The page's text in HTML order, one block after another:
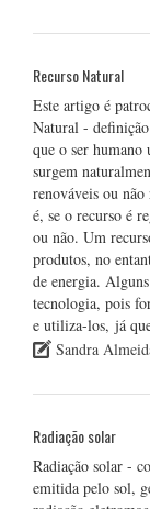
Recurso Natural
Este artigo é
Natural - definição
que o ser
surgem
renováveis ou
é, se o recurso é
ou não. Um
produtos, no
de energia.
tecnologia, pois
e utiliza-los, já
Sandra
Radiação solar
Radiação solar -
emitida pelo sol,